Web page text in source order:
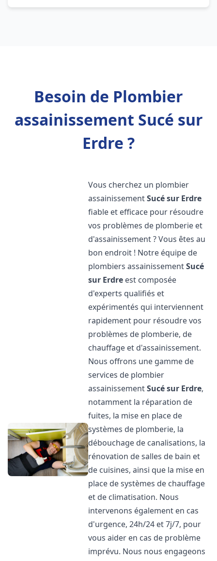
Besoin de Plombier
assainissement Sucé sur
Erdre ?
Vous cherchez un plombier
assainissementSucé sur Erdre
fiable et efficace pour résoudre
vos problèmes de plomberie et
d'assainissement ? Vous êtes au
bon endroit ! Notre équipe de
plombiers assainissementSucé
sur Erdre est composée
d'experts qualifiés et
expérimentés qui interviennent
rapidement pour résoudre vos
problèmes de plomberie, de
chauffage et d'assainissement.
Nous offrons une gamme de
services de plombier
assainissementSucé sur Erdre,
notamment la réparation de
fuites, la mise en place de
systèmes de plomberie, la
débouchage de canalisations, la
rénovation de salles de bain et
de cuisines, ainsi que la mise en
place de systèmes de chauffage
et de climatisation. Nous
intervenons également en cas
d'urgence, 24h/24 et 7j/7, pour
vous aider en cas de problème
imprévu. Nous nous engageons